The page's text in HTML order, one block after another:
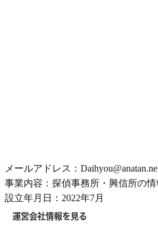
メールアドレス：
事業内容：探偵事務所・興信所の
設立年月日：2022年7月
運営会社情報を見る